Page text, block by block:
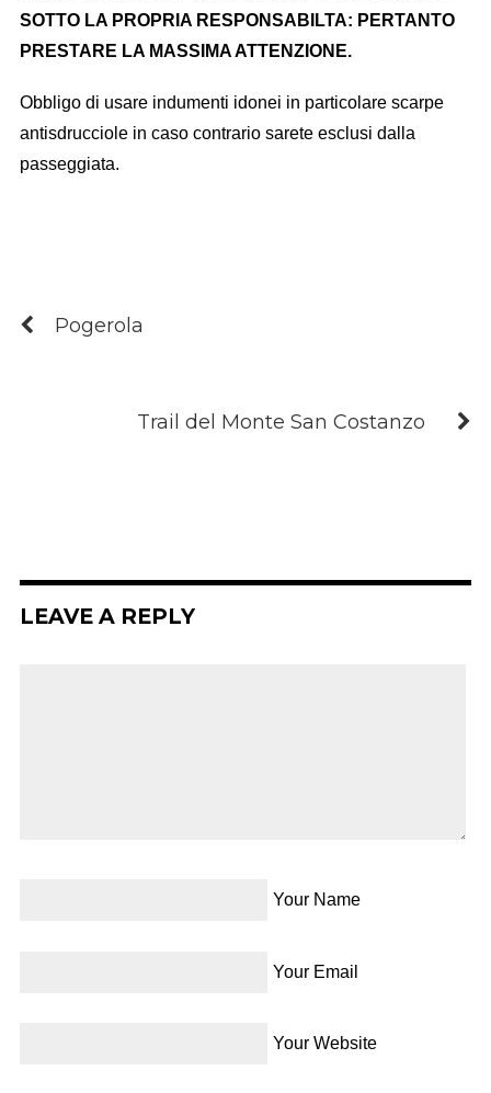
SOTTO LA PROPRIA RESPONSABILTA: PERTANTO
PRESTARE LA MASSIMA ATTENZIONE.
Obbligo di usare indumenti idonei in particolare scarpe
antisdrucciole in caso contrario sarete esclusi dalla
passeggiata.
Pogerola
Trail del Monte San Costanzo
LEAVE A REPLY
Your Name
Your Email
Your Website